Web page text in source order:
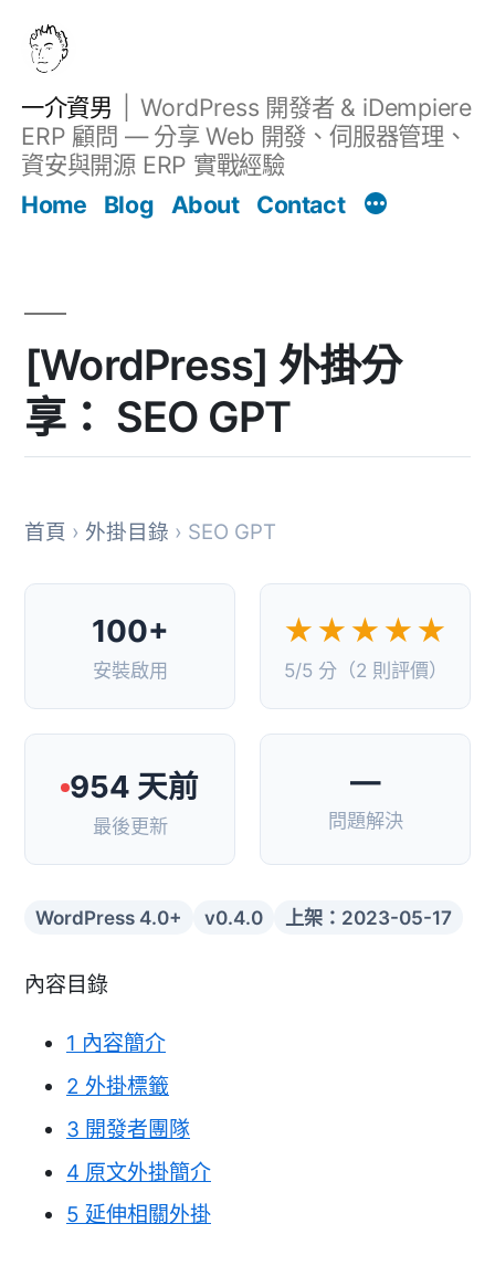
一介資男
WordPress 開發者 & iDempiere
ERP 顧問 — 分享 Web 開發、伺服器管理、
資安與開源 ERP 實戰經驗
Home
Blog About Contact
[WordPress] 外掛分
享： SEO GPT
首頁 › 外掛目錄 › SEO GPT
100+
安裝啟用
★★★★★
5/5 分（2 則評價）
954 天前
最後更新
—
問題解決
WordPress 4.0+ v0.4.0 上架：2023-05-17
內容目錄
1 內容簡介
2 外掛標籤
3 開發者團隊
4 原文外掛簡介
5 延伸相關外掛
文章 Filter